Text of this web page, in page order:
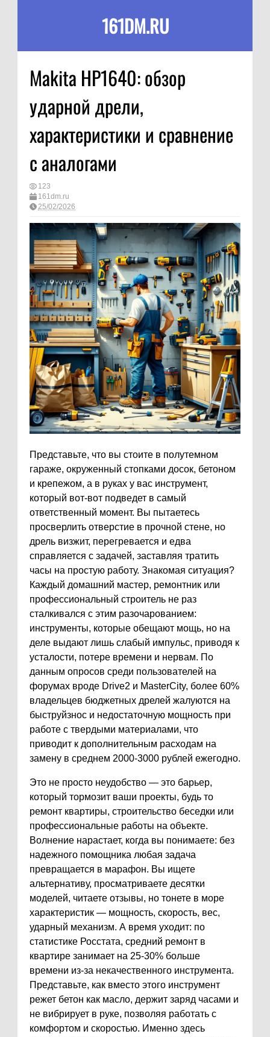
161DM.RU
Makita HP1640: обзор
ударной дрели,
характеристики и сравнение
с аналогами
123
161dm.ru
25/02/2026
Представьте, что вы стоите в полутемном
гараже, окруженный стопками досок, бетоном
и крепежом, а в руках у вас инструмент,
который вот-вот подведет в самый
ответственный момент. Вы пытаетесь
просверлить отверстие в прочной стене, но
дрель визжит, перегревается и едва
справляется с задачей, заставляя тратить
часы на простую работу. Знакомая ситуация?
Каждый домашний мастер, ремонтник или
профессиональный строитель не раз
сталкивался с этим разочарованием:
инструменты, которые обещают мощь, но на
деле выдают лишь слабый импульс, приводя к
усталости, потере времени и нервам. По
данным опросов среди пользователей на
форумах вроде Drive2 и MasterCity, более 60%
владельцев бюджетных дрелей жалуются на
быструйзнос и недостаточную мощность при
работе с твердыми материалами, что
приводит к дополнительным расходам на
замену в среднем 2000-3000 рублей ежегодно.
Это не просто неудобство — это барьер,
который тормозит ваши проекты, будь то
ремонт квартиры, строительство беседки или
профессиональные работы на объекте.
Волнение нарастает, когда вы понимаете: без
надежного помощника любая задача
превращается в марафон. Вы ищете
альтернативу, просматриваете десятки
моделей, читаете отзывы, но тонете в море
характеристик — мощность, скорость, вес,
ударный механизм. А время уходит: по
статистике Росстата, средний ремонт в
квартире занимает на 25-30% больше
времени из-за некачественного инструмента.
Представьте, как вместо этого инструмент
режет бетон как масло, держит заряд часами и
не вибрирует в руке, позволяя работать с
комфортом и скоростью. Именно здесь